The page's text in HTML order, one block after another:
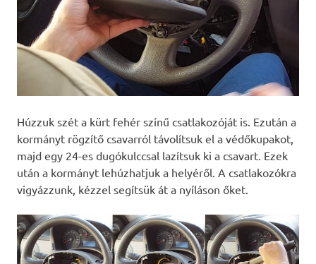
Húzzuk szét a kürt fehér színű csatlakozóját is. Ezután a
kormányt rögzítő csavarról távolítsuk el a védőkupakot,
majd egy 24-es dugókulccsal lazítsuk ki a csavart. Ezek
után a kormányt lehúzhatjuk a helyéről. A csatlakozókra
vigyázzunk, kézzel segítsük át a nyíláson őket.